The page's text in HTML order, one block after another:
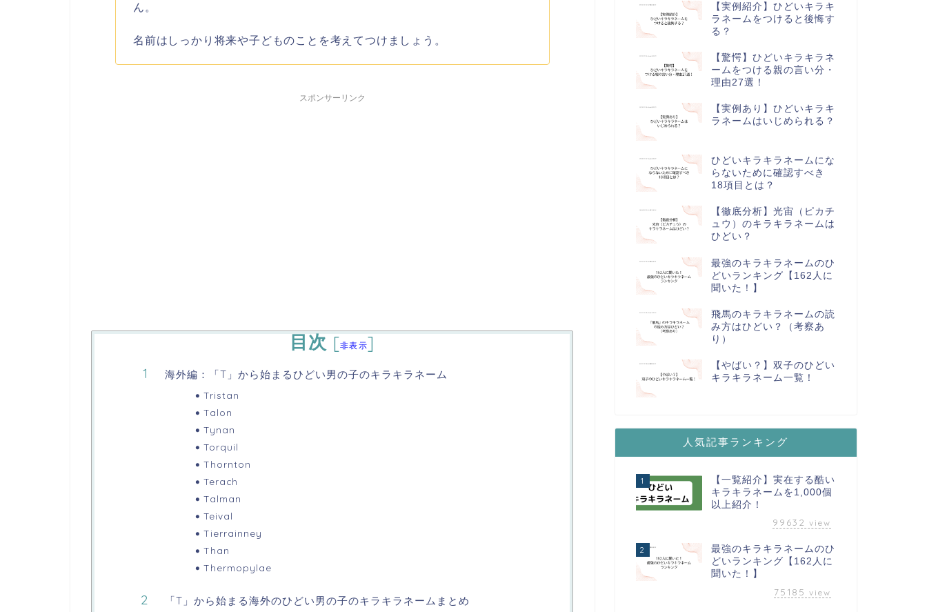
ん。
名前はしっかり将来や子どものことを考えてつけましょう。
スポンサーリンク
目次 [非表示]
海外編：「T」から始まるひどい男の子のキラキラネーム
Tristan
Talon
Tynan
Torquil
Thornton
Terach
Talman
Teival
Tierrainney
Than
Thermopylae
「T」から始まる海外のひどい男の子のキラキラネームまとめ
【実例紹介】ひどいキラキ
ラネームをつけると後悔す
る？
【驚愕】ひどいキラキラネ
ームをつける親の言い分・
理由27選！
【実例あり】ひどいキラキ
ラネームはいじめられる？
ひどいキラキラネームにな
らないために確認すべき
18項目とは？
【徹底分析】光宙（ピカチ
ュウ）のキラキラネームは
ひどい？
最強のキラキラネームのひ
どいランキング【162人に
聞いた！】
飛馬のキラキラネームの読
み方はひどい？（考察あ
り）
【やばい？】双子のひどい
キラキラネーム一覧！
人気記事ランキング
1
【一覧紹介】実在する酷い
キラキラネームを1,000個
以上紹介！
99632 view
2
最強のキラキラネームのひ
どいランキング【162人に
聞いた！】
75185 view